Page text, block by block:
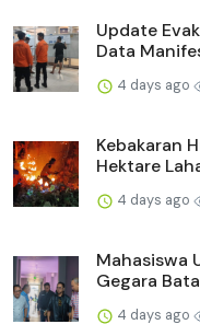
Update
Data
4 days ago
Kebakaran
Hektare
4 days ago
Mahasiswa
Gegara
4 days ago